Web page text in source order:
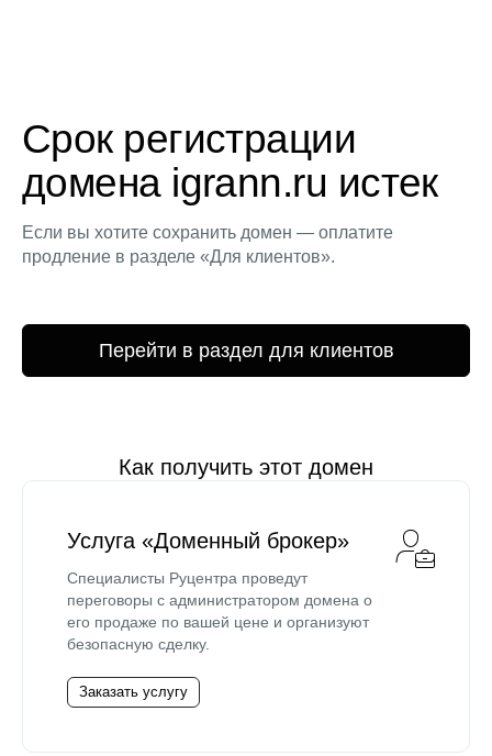
Срок регистрации
домена igrann.ru истек
Если вы хотите сохранить домен — оплатите
продление в разделе «Для клиентов».
Перейти в раздел для клиентов
Как получить этот домен
Услуга «Доменный брокер»
Специалисты Руцентра проведут
переговоры с администратором домена о
его продаже по вашей цене и организуют
безопасную сделку.
Заказать услугу